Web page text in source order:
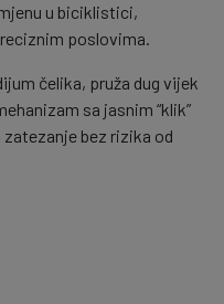
u biciklistici,
poslovima.
čelika, pruža dug vijek
sa jasnim “klik”
bez rizika od